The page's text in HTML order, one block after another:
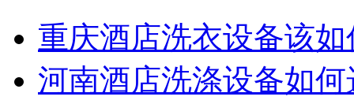
重庆酒店洗衣设备该如
河南酒店洗涤设备如何